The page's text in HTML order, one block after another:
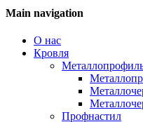
Main navigation
О нас
Кровля
Профнастил